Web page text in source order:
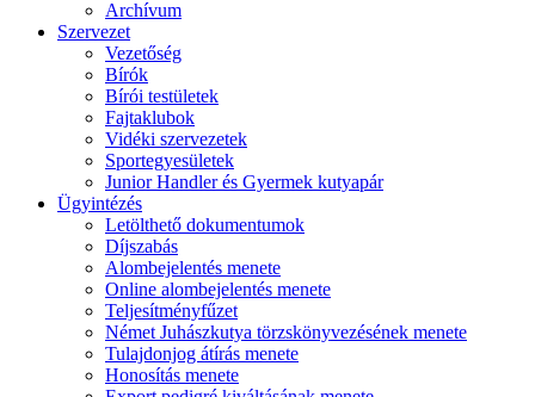
Archívum
Szervezet
Vezetőség
Bírók
Bírói testületek
Fajtaklubok
Vidéki szervezetek
Sportegyesületek
Junior Handler és Gyermek kutyapár
Ügyintézés
Letölthető dokumentumok
Díjszabás
Alombejelentés menete
Online alombejelentés menete
Teljesítményfűzet
Német Juhászkutya törzskönyvezésének menete
Tulajdonjog átírás menete
Honosítás menete